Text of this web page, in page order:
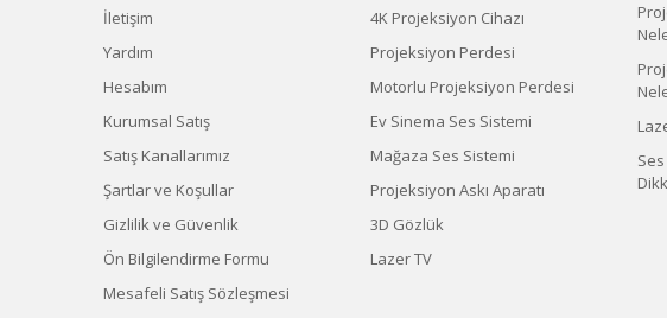
İletişim
Yardım
Hesabım
Kurumsal Satış
Satış Kanallarımız
Şartlar ve Koşullar
Gizlilik ve Güvenlik
Ön Bilgilendirme Formu
Mesafeli Satış Sözleşmesi
4K Projeksiyon Cihazı
Projeksiyon Perdesi
Motorlu Projeksiyon Perdesi
Ev Sinema Ses Sistemi
Mağaza Ses Sistemi
Projeksiyon Askı Aparatı
3D Gözlük
Lazer TV